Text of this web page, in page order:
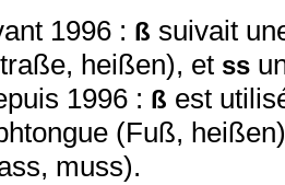
1996 : ß suivait
heißen), et ss
1996 : ß est
(Fuß,
muss).